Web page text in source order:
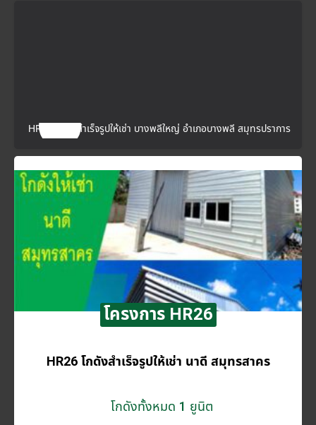
HR25 โกดังสำเร็จรูปให้เช่า บางพลีใหญ่ อำเภอบางพลี สมุทรปราการ
โครงการ HR26
HR26 โกดังสำเร็จรูปให้เช่า นาดี สมุทรสาคร
โกดังทั้งหมด 1 ยูนิต